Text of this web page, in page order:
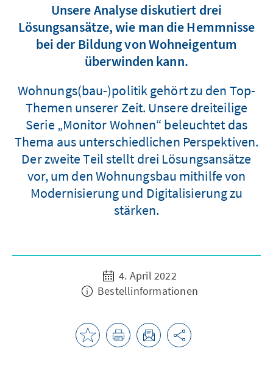
Unsere Analyse diskutiert drei
Lösungsansätze, wie man die Hemmnisse
bei der Bildung von Wohneigentum
überwinden kann.
Wohnungs(bau-)politik gehört zu den Top-
Themen unserer Zeit. Unsere dreiteilige
Serie „Monitor Wohnen“ beleuchtet das
Thema aus unterschiedlichen Perspektiven.
Der zweite Teil stellt drei Lösungsansätze
vor, um den Wohnungsbau mithilfe von
Modernisierung und Digitalisierung zu
stärken.
4. April 2022
Bestellinformationen